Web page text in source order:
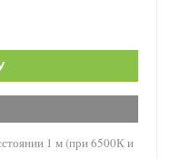
1 м (при 6500К и